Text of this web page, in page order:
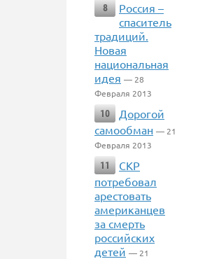
8
Россия –
спаситель
традиций.
Новая
национальная
идея — 28
Февраля 2013
10
Дорогой
самообман — 21
Февраля 2013
11
СКР
потребовал
арестовать
американцев
за смерть
российских
детей — 21